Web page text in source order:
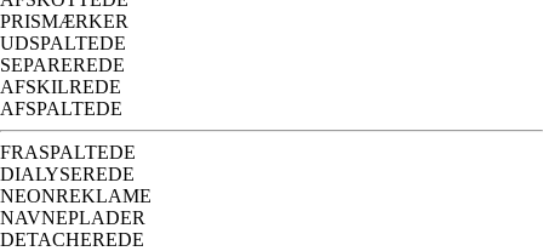
PRISMÆRKER
UDSPALTEDE
SEPAREREDE
AFSKILREDE
AFSPALTEDE
FRASPALTEDE
DIALYSEREDE
NEONREKLAME
NAVNEPLADER
DETACHEREDE